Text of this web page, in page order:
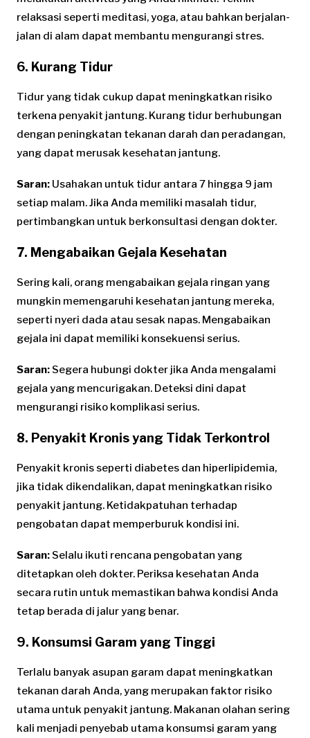
relaksasi seperti meditasi, yoga, atau bahkan berjalan-
jalan di alam dapat membantu mengurangi stres.
6. Kurang Tidur
Tidur yang tidak cukup dapat meningkatkan risiko
terkena penyakit jantung. Kurang tidur berhubungan
dengan peningkatan tekanan darah dan peradangan,
yang dapat merusak kesehatan jantung.
Saran: Usahakan untuk tidur antara 7 hingga 9 jam
setiap malam. Jika Anda memiliki masalah tidur,
pertimbangkan untuk berkonsultasi dengan dokter.
7. Mengabaikan Gejala Kesehatan
Sering kali, orang mengabaikan gejala ringan yang
mungkin memengaruhi kesehatan jantung mereka,
seperti nyeri dada atau sesak napas. Mengabaikan
gejala ini dapat memiliki konsekuensi serius.
Saran:Segera hubungi dokter jika Anda mengalami
gejala yang mencurigakan. Deteksi dini dapat
mengurangi risiko komplikasi serius.
8. Penyakit Kronis yang Tidak Terkontrol
Penyakit kronis seperti diabetes dan hiperlipidemia,
jika tidak dikendalikan, dapat meningkatkan risiko
penyakit jantung. Ketidakpatuhan terhadap
pengobatan dapat memperburuk kondisi ini.
Saran:Selalu ikuti rencana pengobatan yang
ditetapkan oleh dokter. Periksa kesehatan Anda
secara rutin untuk memastikan bahwa kondisi Anda
tetap berada di jalur yang benar.
9. Konsumsi Garam yang Tinggi
Terlalu banyak asupan garam dapat meningkatkan
tekanan darah Anda, yang merupakan faktor risiko
utama untuk penyakit jantung. Makanan olahan sering
kali menjadi penyebab utama konsumsi garam yang